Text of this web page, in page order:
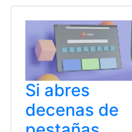
Si abres
decenas de